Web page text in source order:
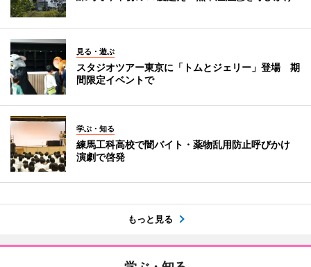
見る・遊ぶ
スタジオツアー東京に「トムとジェリー」登場 期
間限定イベントで
学ぶ・知る
練馬工科高校で闇バイト・薬物乱用防止呼びかけ
演劇で啓発
もっと見る